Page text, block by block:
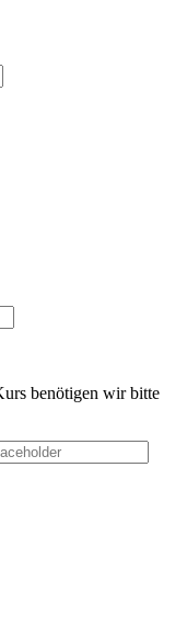
benötigen wir bitte